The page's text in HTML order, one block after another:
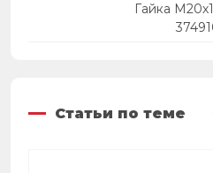
Гайка
Статьи по теме